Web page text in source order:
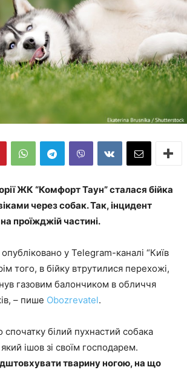
ЖК “Комфорт Таун” сталася бійка
через собак. Так, інцидент
проїжджій частині.
опубліковано у Telegram-каналі “Київ
того, в бійку втрутилися перехожі,
газовим балончиком в обличчя
– пише Оbozrevatel.
білий пухнастий собака
ішов зі своїм господарем.
тварину ногою, на що